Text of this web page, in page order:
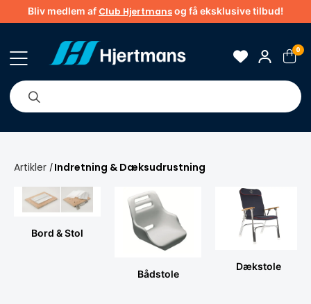
Bliv medlem af Club Hjertmansog få eksklusive tilbud!
0
Om os Brands Tips & guider
Artikler / Indretning & Dæksudrustning
Bord & Stol
Bådstole
Dækstole